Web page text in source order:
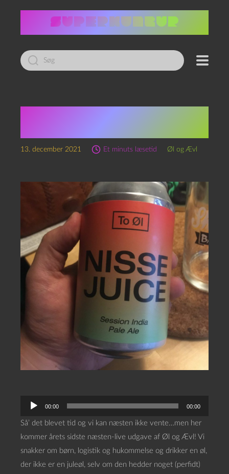
Led
efter:
13. december 2021 Et minuts læsetid Øl og Ævl
00:00 00:00
Så’ det blevet tid og vi kan næsten ikke vente…men her
kommer årets sidste næsten-live udgave af Øl og Ævl! Vi
snakker om børn, logistik og hukommelse og drikker en øl,
der ikke er en juleøl, selv om den hedder noget (perfidt)